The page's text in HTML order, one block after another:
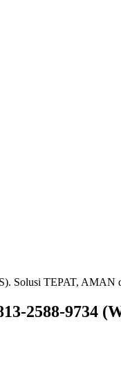
Solusi TEPAT,
2588-9734